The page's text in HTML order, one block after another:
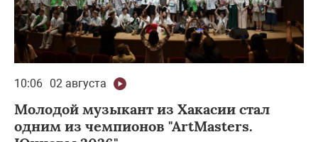
10:06 02 августа
Молодой музыкант из Хакасии стал
одним из чемпионов "ArtMasters.